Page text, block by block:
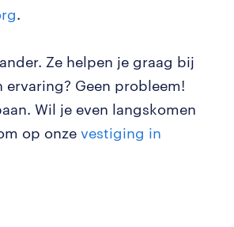
.
Ze helpen je graag bij
Geen probleem!
Wil je even langskomen
op onze vestiging in